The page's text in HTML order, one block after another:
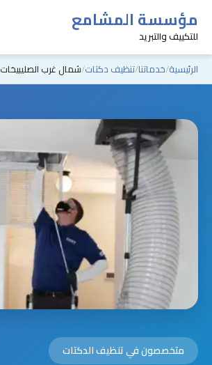
مؤسسة المشامع
للتكييف والتبريد
الرئيسية خدماتنا تنظيف دكتات شمال غرب الصليبيخات
متخصصون في تنظيف الدكتات